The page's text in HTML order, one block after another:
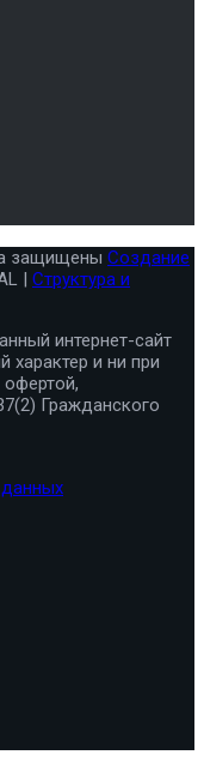
защищены Создание
| Структура и
интернет-сайт
характер и ни при
офертой,
Гражданского